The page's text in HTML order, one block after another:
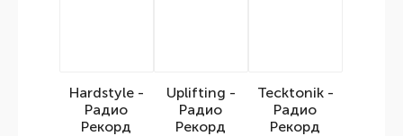
Hardstyle -
Радио
Рекорд
Uplifting -
Радио
Рекорд
Tecktonik -
Радио
Рекорд